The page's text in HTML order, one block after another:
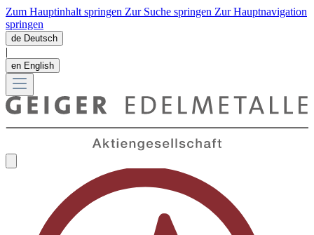
Zum Hauptinhalt springen Zur Suche springen Zur Hauptnavigation
springen
de Deutsch
|
en English